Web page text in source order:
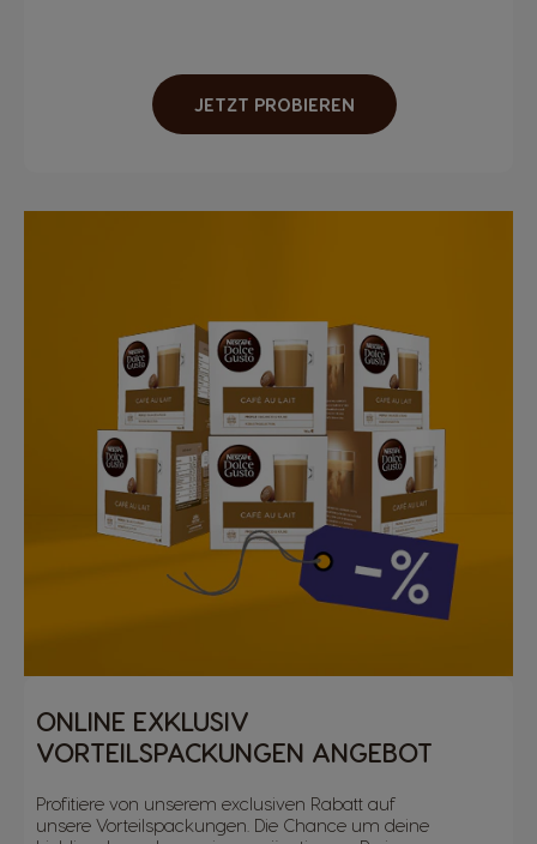
JETZT PROBIEREN
ONLINE EXKLUSIV
VORTEILSPACKUNGEN ANGEBOT
Profitiere von unserem exclusiven Rabatt auf
unsere Vorteilspackungen. Die Chance um deine